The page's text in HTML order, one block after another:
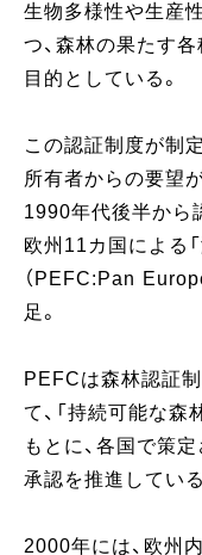
生物多様性や生産
つ、森林の果たす
目的としている。
この認証制度が制
所有者からの要望
1990年代後半から
欧州11カ国による
（PEFC:Pan
足。
PEFCは森林認証
て、「持続可能な
もとに、各国で策
承認を推進している
2000年には、欧州